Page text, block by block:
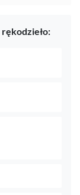
rękodzieło: